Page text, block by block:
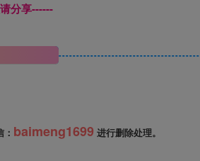
分享------
baimeng1699 进行删除处理。